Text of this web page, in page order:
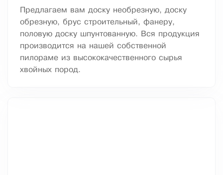
Предлагаем вам доску необрезную, доску
обрезную, брус строительный, фанеру,
половую доску шпунтованную. Вся продукция
производится на нашей собственной
пилораме из высококачественного сырья
хвойных пород.